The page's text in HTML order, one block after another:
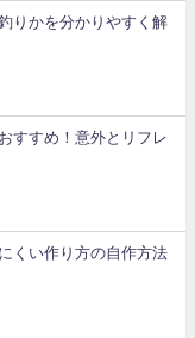
りかを分かりやすく解
すすめ！意外とリフレ
くい作り方の自作方法